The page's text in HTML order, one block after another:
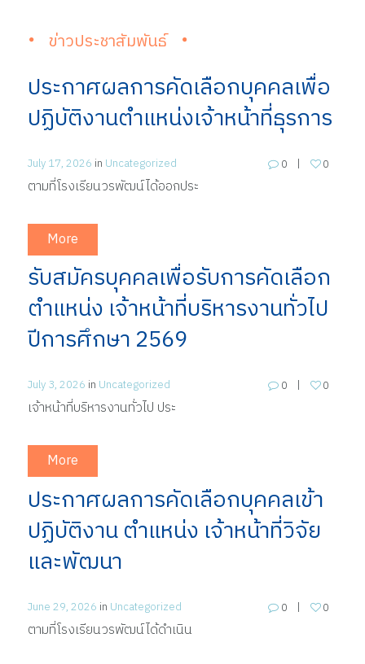
ข่าวประชาสัมพันธ์
ประกาศผลการคัดเลือกบุคคลเพื่อ
ปฏิบัติงานตำแหน่งเจ้าหน้าที่ธุรการ
July 17, 2026 in Uncategorized 0 0
ตามที่โรงเรียนวรพัฒน์ได้ออกประ
More
รับสมัครบุคคลเพื่อรับการคัดเลือก
ตำแหน่ง เจ้าหน้าที่บริหารงานทั่วไป
ปีการศึกษา 2569
July 3, 2026 in Uncategorized 0 0
เจ้าหน้าที่บริหารงานทั่วไป ประ
More
ประกาศผลการคัดเลือกบุคคลเข้า
ปฏิบัติงาน ตำแหน่ง เจ้าหน้าที่วิจัย
และพัฒนา
June 29, 2026 in Uncategorized 0 0
ตามที่โรงเรียนวรพัฒน์ได้ดำเนิน